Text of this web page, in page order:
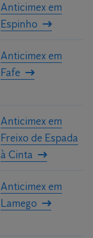
Anticimex em
Espinho
Anticimex em
Fafe
Anticimex em
Freixo de Espada
à Cinta
Anticimex em
Lamego